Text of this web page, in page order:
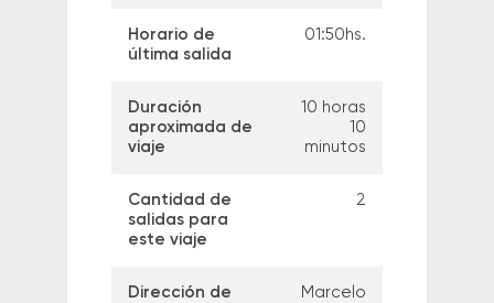
Horario de
última salida
01:50hs.
Duración
aproximada de
viaje
10 horas
10
minutos
Cantidad de
salidas para
este viaje
2
Dirección de
Marcelo